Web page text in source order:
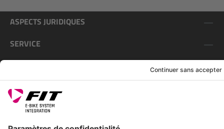
ASPECTS JURIDIQUES
SERVICE